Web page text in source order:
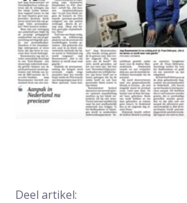
Deel artikel: